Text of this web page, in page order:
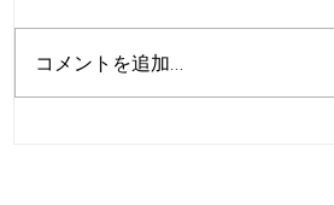
コメントを追加…